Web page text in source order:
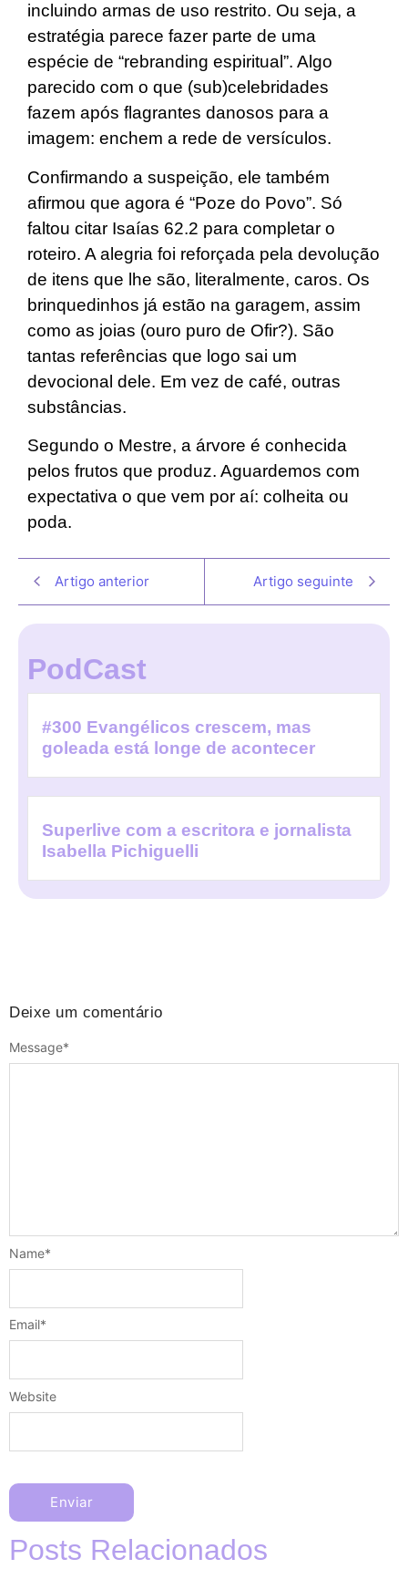
incluindo armas de uso restrito. Ou seja, a
estratégia parece fazer parte de uma
espécie de “rebranding espiritual”. Algo
parecido com o que (sub)celebridades
fazem após flagrantes danosos para a
imagem: enchem a rede de versículos.
Confirmando a suspeição, ele também
afirmou que agora é “Poze do Povo”. Só
faltou citar Isaías 62.2 para completar o
roteiro. A alegria foi reforçada pela devolução
de itens que lhe são, literalmente, caros. Os
brinquedinhos já estão na garagem, assim
como as joias (ouro puro de Ofir?). São
tantas referências que logo sai um
devocional dele. Em vez de café, outras
substâncias.
Segundo o Mestre, a árvore é conhecida
pelos frutos que produz. Aguardemos com
expectativa o que vem por aí: colheita ou
poda.
Artigo anterior Artigo seguinte
PodCast
#300 Evangélicos crescem, mas
goleada está longe de acontecer
Superlive com a escritora e jornalista
Isabella Pichiguelli
Deixe um comentário
Message*
Name*
Email*
Website
Posts Relacionados